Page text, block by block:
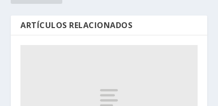
ARTÍCULOS RELACIONADOS